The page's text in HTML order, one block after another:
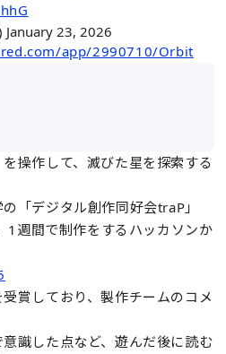
January 23, 2026
app/2990710/Orbit
操作して、滅びた星を探索する
「デジタル創作同好会traP」
1週間で制作をするハッカソンか
賞しており、製作チームのコメ
識した点など、遊んだ後に読む